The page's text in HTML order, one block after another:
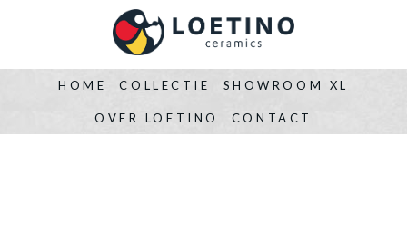
HOME COLLECTIE SHOWROOM XL
OVER LOETINO CONTACT